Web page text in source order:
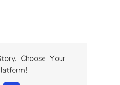
中
Choose Your